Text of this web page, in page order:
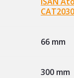
66 mm
300 mm